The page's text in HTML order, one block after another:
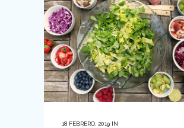
18 FEBRERO, 2019 IN